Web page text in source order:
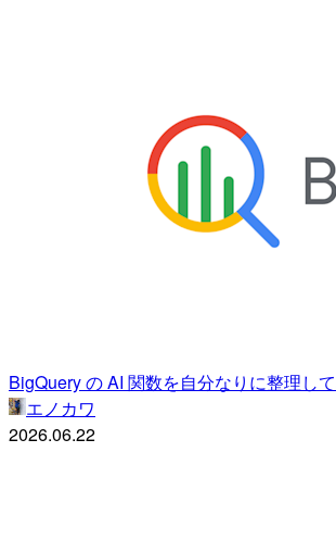
BigQuery の AI 関数を自分なりに整理し
エノカワ
2026.06.22